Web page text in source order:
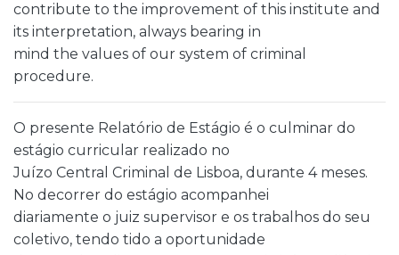
contribute to the improvement of this institute and
its interpretation, always bearing in
mind the values of our system of criminal
procedure.
O presente Relatório de Estágio é o culminar do
estágio curricular realizado no
Juízo Central Criminal de Lisboa, durante 4 meses.
No decorrer do estágio acompanhei
diariamente o juiz supervisor e os trabalhos do seu
coletivo, tendo tido a oportunidade